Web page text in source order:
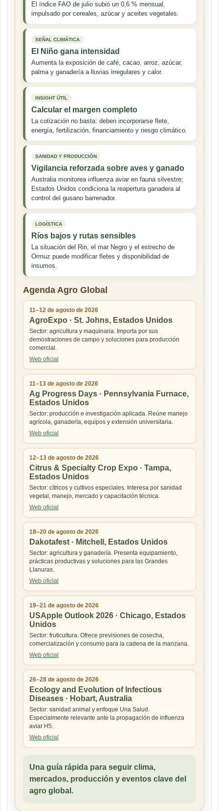
El índice FAO de julio subió un 0,6 % mensual,
impulsado por cereales, azúcar y aceites vegetales.
SEÑAL CLIMÁTICA
El Niño gana intensidad
Aumenta la exposición de café, cacao, arroz, azúcar,
palma y ganadería a lluvias irregulares y calor.
INSIGHT ÚTIL
Calcular el margen completo
La cotización no basta: deben incorporarse flete,
energía, fertilización, financiamiento y riesgo climático.
SANIDAD Y PRODUCCIÓN
Vigilancia reforzada sobre aves y ganado
Australia monitorea influenza aviar en fauna silvestre;
Estados Unidos condiciona la reapertura ganadera al
control del gusano barrenador.
LOGÍSTICA
Ríos bajos y rutas sensibles
La situación del Rin, el mar Negro y el estrecho de
Ormuz puede modificar fletes y disponibilidad de
insumos.
Agenda Agro Global
11–12 de agosto de 2026
AgroExpo · St. Johns, Estados Unidos
Sector: agricultura y maquinaria. Importa por sus
demostraciones de campo y soluciones para producción
comercial.
Web oficial
11–13 de agosto de 2026
Ag Progress Days · Pennsylvania Furnace,
Estados Unidos
Sector: producción e investigación aplicada. Reúne manejo
agrícola, ganadería, equipos y extensión universitaria.
Web oficial
12–13 de agosto de 2026
Citrus & Specialty Crop Expo · Tampa,
Estados Unidos
Sector: cítricos y cultivos especiales. Interesa por sanidad
vegetal, manejo, mercado y capacitación técnica.
Web oficial
18–20 de agosto de 2026
Dakotafest · Mitchell, Estados Unidos
Sector: agricultura y ganadería. Presenta equipamiento,
prácticas productivas y soluciones para las Grandes
Llanuras.
Web oficial
19–21 de agosto de 2026
USApple Outlook 2026 · Chicago, Estados
Unidos
Sector: fruticultura. Ofrece previsiones de cosecha,
comercialización y consumo para la cadena de la manzana.
Web oficial
26–28 de agosto de 2026
Ecology and Evolution of Infectious
Diseases · Hobart, Australia
Sector: sanidad animal y enfoque Una Salud.
Especialmente relevante ante la propagación de influenza
aviar H5.
Web oficial
Una guía rápida para seguir clima,
mercados, producción y eventos clave del
agro global.